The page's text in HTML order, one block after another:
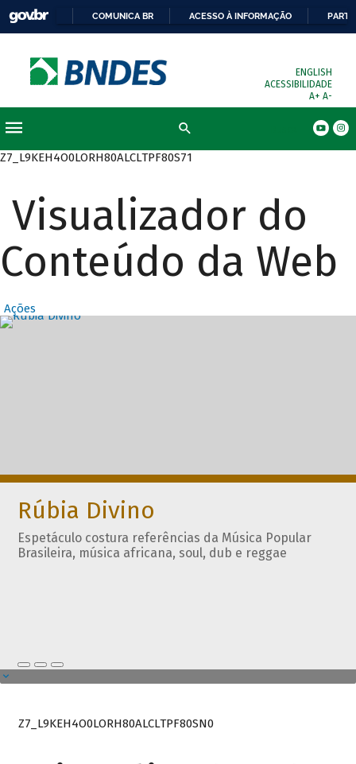
COMUNICA BR ACESSO À INFORMAÇÃO
ENGLISH
ACESSIBILIDADE
A+ A-
Z7_L9KEH4O0LORH80ALCLTPF80S71
Visualizador do
Conteúdo da Web
Ações
Destaques
Rúbia Divino
Espetáculo costura referências da Música Popular
Brasileira, música africana, soul, dub e reggae
Z7_L9KEH4O0LORH80ALCLTPF80SN0